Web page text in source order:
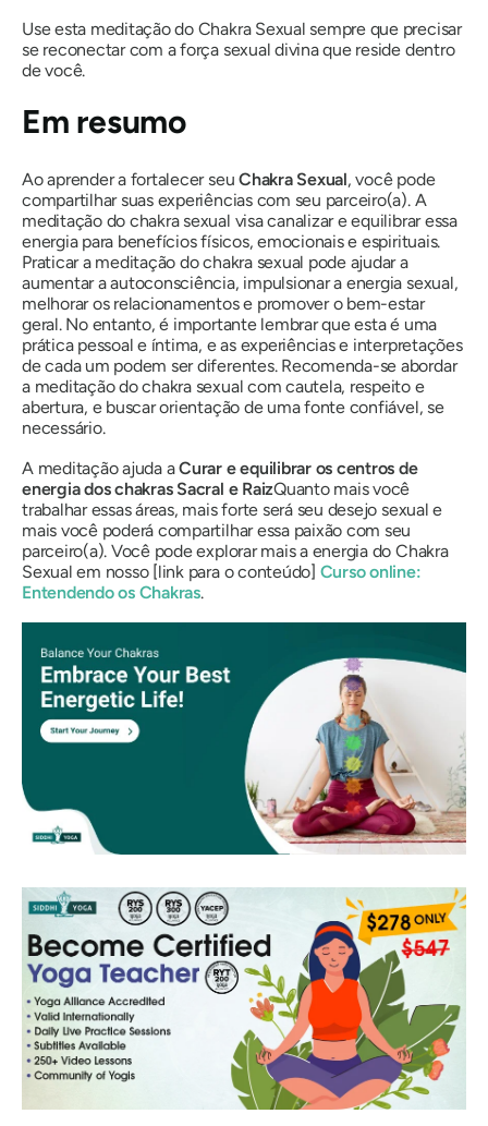
Use esta meditação do Chakra Sexual sempre que precisar
se reconectar com a força sexual divina que reside dentro
de você.
Em resumo
Ao aprender a fortalecer seuChakra Sexual, você pode
compartilhar suas experiências com seu parceiro(a). A
meditação do chakra sexual visa canalizar e equilibrar essa
energia para benefícios físicos, emocionais e espirituais.
Praticar a meditação do chakra sexual pode ajudar a
aumentar a autoconsciência, impulsionar a energia sexual,
melhorar os relacionamentos e promover o bem-estar
geral. No entanto, é importante lembrar que esta é uma
prática pessoal e íntima, e as experiências e interpretações
de cada um podem ser diferentes. Recomenda-se abordar
a meditação do chakra sexual com cautela, respeito e
abertura, e buscar orientação de uma fonte confiável, se
necessário.
A meditação ajuda aCurar e equilibrar os centros de
energia dos chakras Sacral e RaizQuanto mais você
trabalhar essas áreas, mais forte será seu desejo sexual e
mais você poderá compartilhar essa paixão com seu
parceiro(a). Você pode explorar mais a energia do Chakra
Sexual em nosso [link para o conteúdo] Curso online:
Entendendo os Chakras.